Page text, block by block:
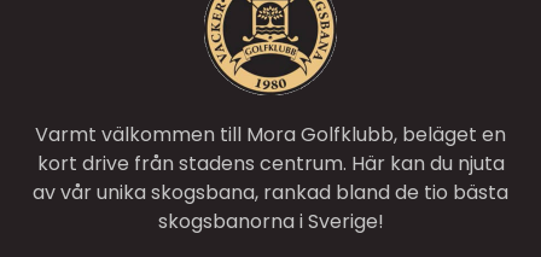
Varmt välkommen till Mora Golfklubb, beläget en
kort drive från stadens centrum. Här kan du njuta
av vår unika skogsbana, rankad bland de tio bästa
skogsbanorna i Sverige!